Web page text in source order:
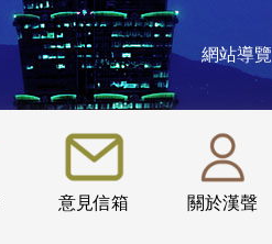
網站導覽
意見信箱 關於漢聲
:::